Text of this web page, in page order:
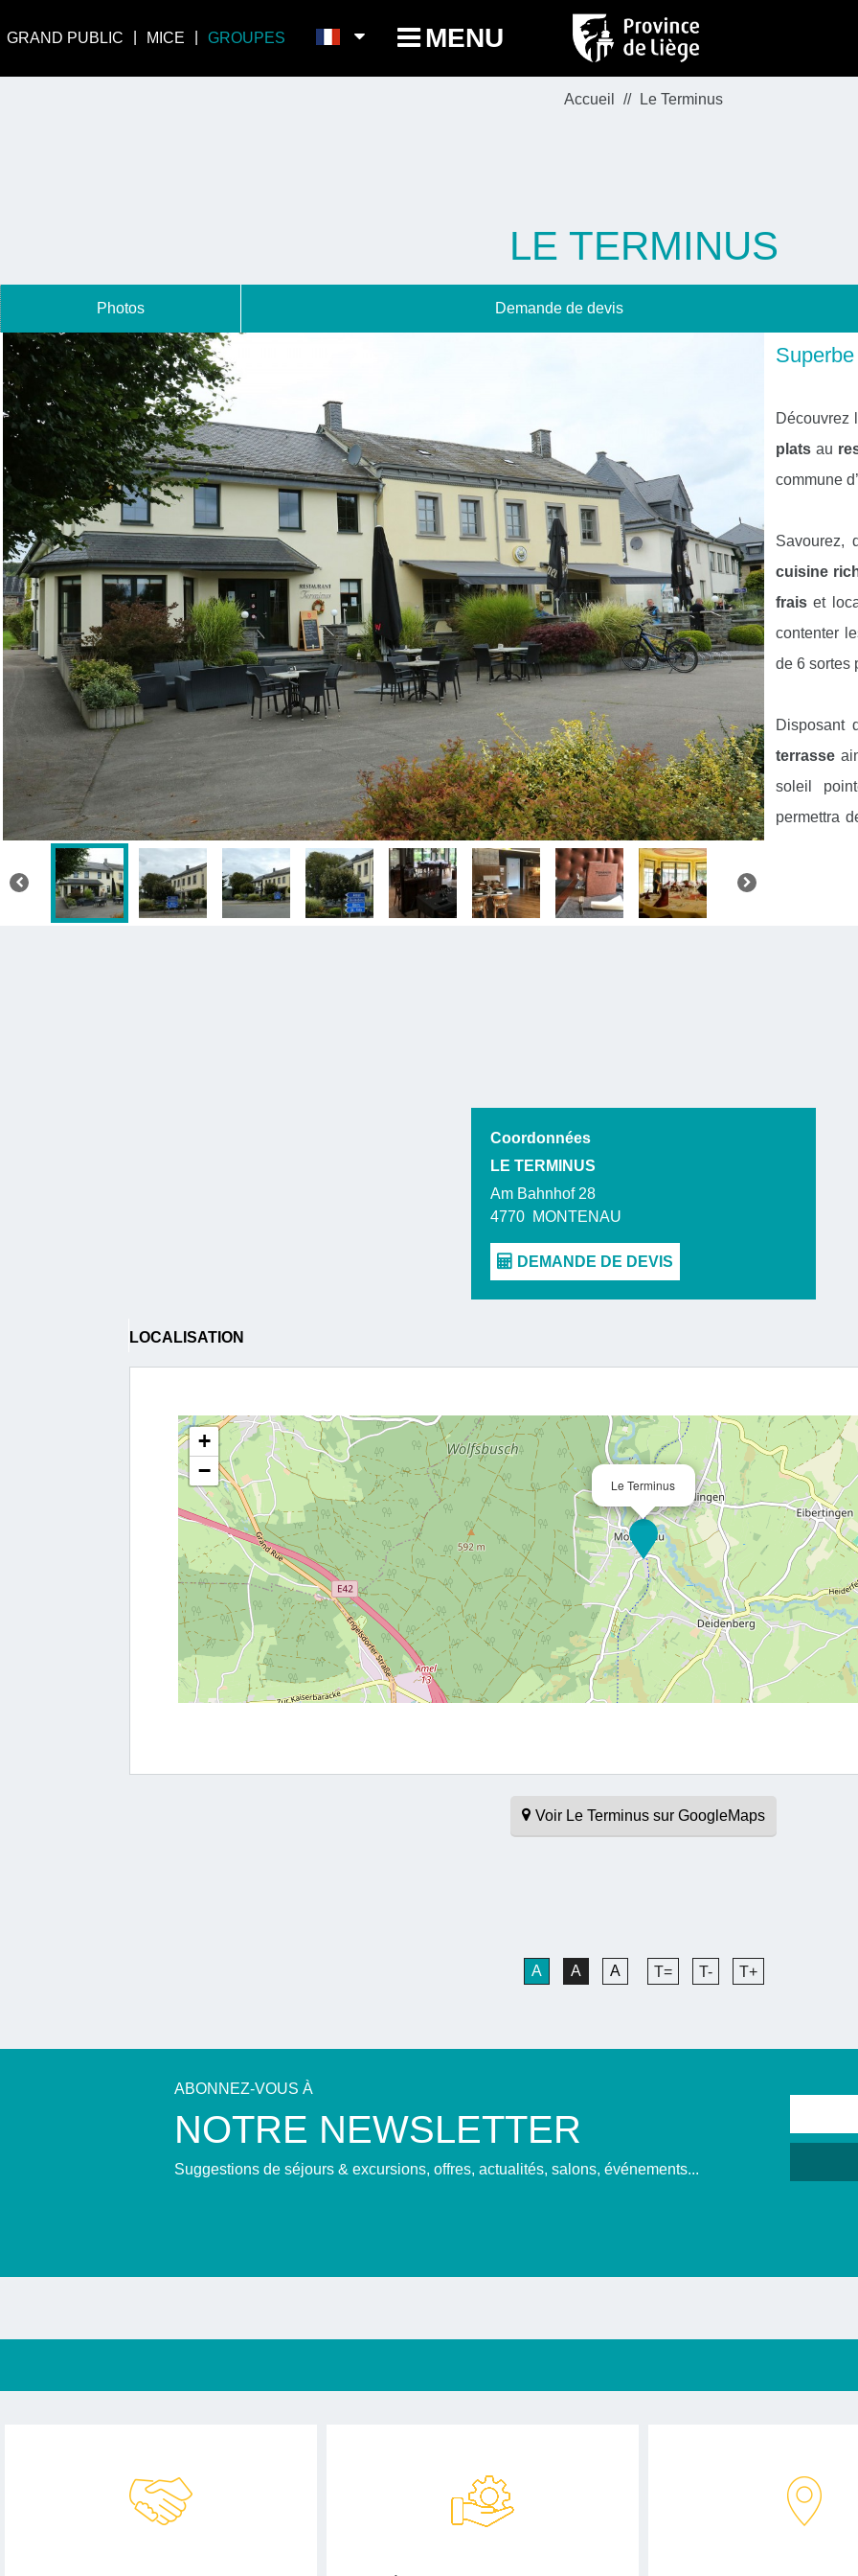
GRAND PUBLIC MICE GROUPES MENU
Accueil Le Terminus
LE TERMINUS
Photos Demande de devis
Découvrez
plats au
commune
Savourez,
cuisine
frais et
contenter
de 6 sortes
Disposant
terrasse
soleil
permettra
Coordonnées
LE TERMINUS
Am Bahnhof 28
4770 MONTENAU
LOCALISATION
Le Terminus
+
−
Voir Le Terminus sur GoogleMaps
A A A T= T- T+
ABONNEZ-VOUS À
NOTRE NEWSLETTER
Suggestions de séjours & excursions, offres, actualités, salons, événements...